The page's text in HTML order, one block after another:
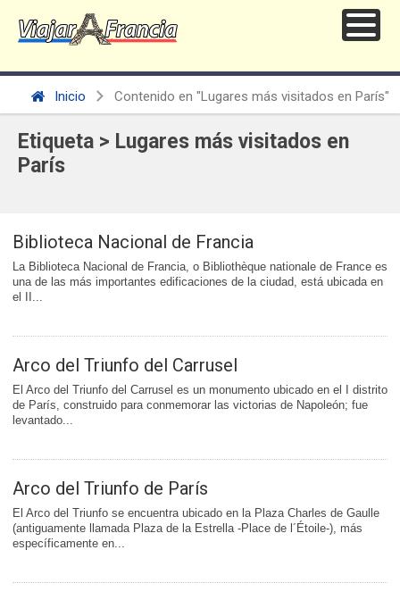
Inicio Contenido en "Lugares más visitados en París"
Etiqueta > Lugares más visitados en
París
Biblioteca Nacional de Francia
La Biblioteca Nacional de Francia, o Bibliothèque nationale de France es
una de las más importantes edificaciones de la ciudad, está ubicada en
el II...
Arco del Triunfo del Carrusel
El Arco del Triunfo del Carrusel es un monumento ubicado en el I distrito
de París, construido para conmemorar las victorias de Napoleón; fue
levantado...
Arco del Triunfo de París
El Arco del Triunfo se encuentra ubicado en la Plaza Charles de Gaulle
(antiguamente llamada Plaza de la Estrella -Place de l´Étoile-), más
específicamente en...